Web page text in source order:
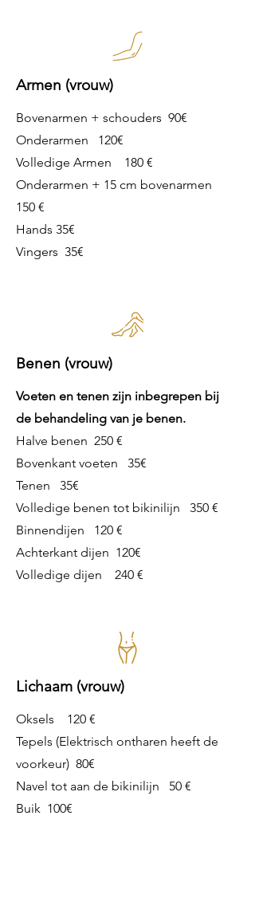
Armen (vrouw)
Bovenarmen + schouders 90€
Onderarmen 120€
Volledige Armen 180 €
Onderarmen + 15 cm bovenarmen
150 €
Hands 35€
Vingers 35€
Benen (vrouw)
Voeten en tenen zijn inbegrepen bij
de behandeling van je benen.
Halve benen 250 €
Bovenkant voeten 35€
Tenen 35€
Volledige benen tot bikinilijn 350 €
Binnendijen 120 €
Achterkant dijen 120€
Volledige dijen 240 €
Lichaam (vrouw)
Oksels 120 €
Tepels (Elektrisch ontharen heeft de
voorkeur) 80€
Navel tot aan de bikinilijn 50 €
Buik 100€